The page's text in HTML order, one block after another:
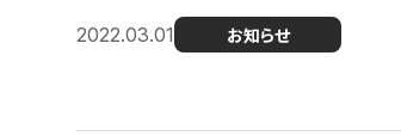
2022.03.01 お知らせ